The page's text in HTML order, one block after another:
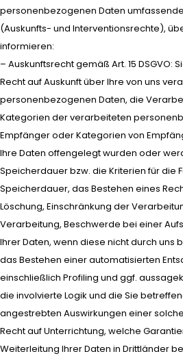
personenbezogenen Daten
(Auskunfts- und Interventionsrechte),
informieren:
– Auskunftsrecht gemäß Art. 15 DSGVO:
Recht auf Auskunft über Ihre von uns
personenbezogenen Daten, die
Kategorien der verarbeiteten
Empfänger oder Kategorien von
Ihre Daten offengelegt wurden oder
Speicherdauer bzw. die Kriterien für die
Speicherdauer, das Bestehen eines
Löschung, Einschränkung der
Verarbeitung, Beschwerde bei einer
Ihrer Daten, wenn diese nicht durch uns
das Bestehen einer automatisierten
einschließlich Profiling und ggf.
die involvierte Logik und die Sie
angestrebten Auswirkungen einer
Recht auf Unterrichtung, welche
Weiterleitung Ihrer Daten in Drittländer